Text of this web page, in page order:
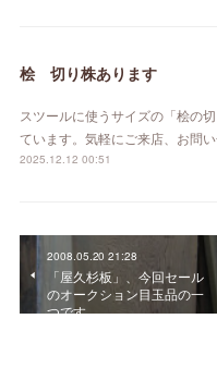
桧 切り株あります
スツールに使うサイズの「桧の
ています。気軽にご来店、お問い
2025.12.12 00:51
2008.05.20 21:28
「屋久杉板」、今回セール
のオークション目玉品の一
つです。